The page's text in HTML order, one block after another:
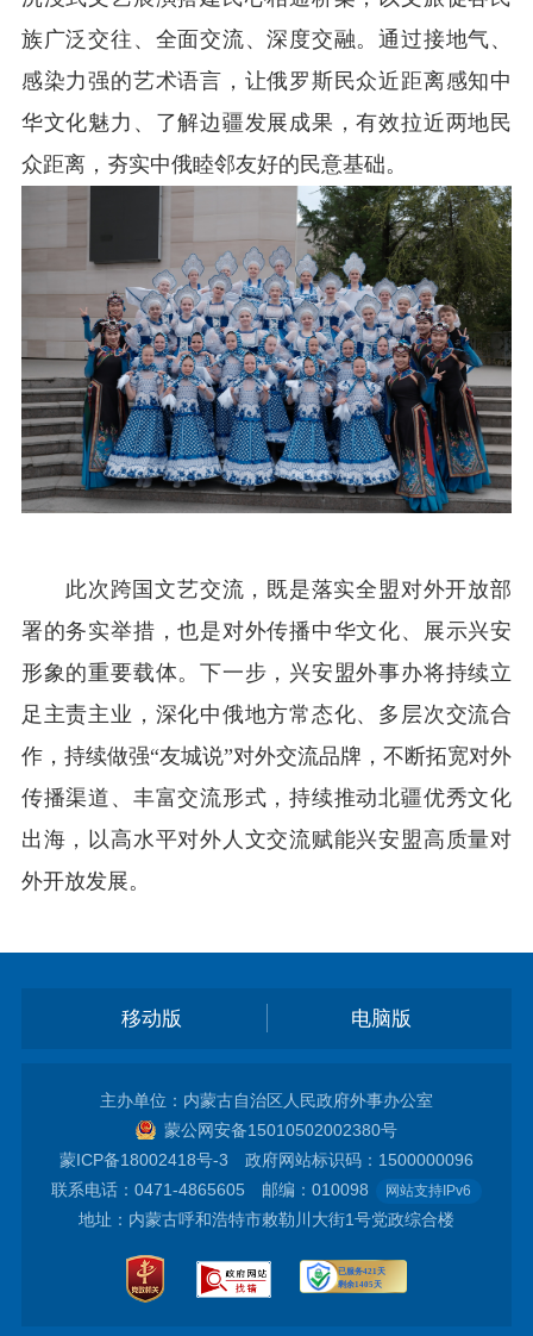
族广泛交往、全面交流、深度交融。通过接地气、
感染力强的艺术语言，让俄罗斯民众近距离感知中
华文化魅力、了解边疆发展成果，有效拉近两地民
众距离，夯实中俄睦邻友好的民意基础。
此次跨国文艺交流，既是落实全盟对外开放部
署的务实举措，也是对外传播中华文化、展示兴安
形象的重要载体。下一步，兴安盟外事办将持续立
足主责主业，深化中俄地方常态化、多层次交流合
作，持续做强“友城说”对外交流品牌，不断拓宽对外
传播渠道、丰富交流形式，持续推动北疆优秀文化
出海，以高水平对外人文交流赋能兴安盟高质量对
外开放发展。
移动版 电脑版
主办单位：内蒙古自治区人民政府外事办公室
蒙公网安备15010502002380号
蒙ICP备18002418号-3 政府网站标识码：1500000096
联系电话：0471-4865605 邮编：010098
网站支持IPv6
地址：内蒙古呼和浩特市敕勒川大街1号党政综合楼